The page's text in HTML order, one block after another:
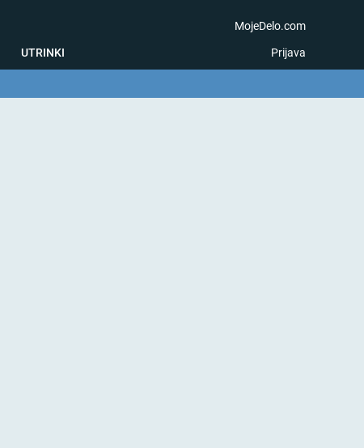
UTRINKI
MojeDelo.com
Prijava